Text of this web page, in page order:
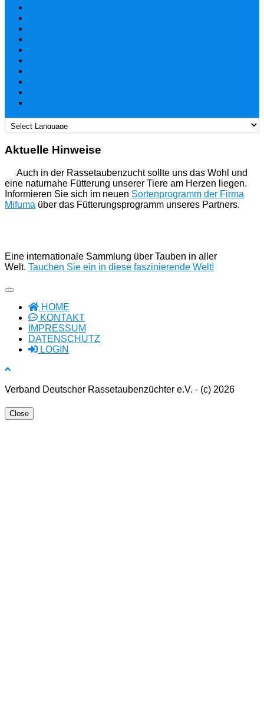
Aktuelle Hinweise
Auch in der Rassetaubenzucht sollte uns das Wohl und
eine naturnahe Fütterung unserer Tiere am Herzen liegen.
Informieren Sie sich im neuen Sortenprogramm der Firma
Mifuma über das Fütterungsprogramm unseres Partners.
Eine internationale Sammlung über Tauben in aller
Welt. Tauchen Sie ein in diese faszinierende Welt!
HOME
KONTAKT
IMPRESSUM
DATENSCHUTZ
LOGIN
Verband Deutscher Rassetaubenzüchter e.V. - (c) 2026
Close